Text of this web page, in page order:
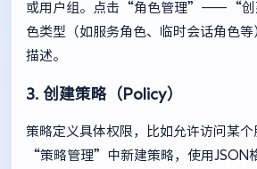
或用户组。点击“角色管理”——“创
色类型（如服务角色、临时会话角色
描述。
3. 创建策略（Policy）
策略定义具体权限，比如允许访问某
“策略管理”中新建策略，使用JSON